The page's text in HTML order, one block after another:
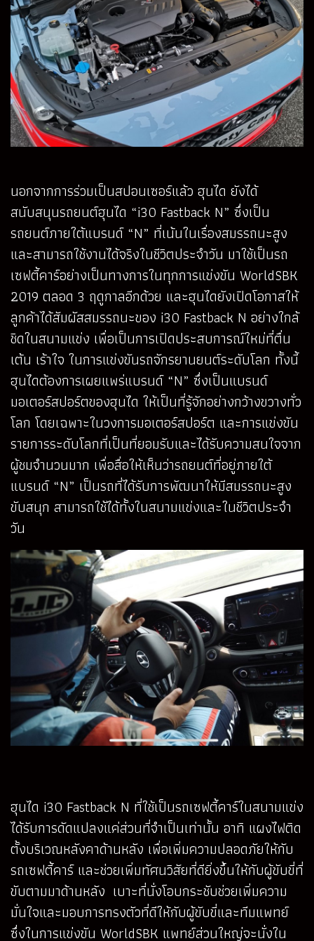
นอกจากการร่วมเป็นสปอนเซอร์แล้ว ฮุนได ยังได้
สนับสนุนรถยนต์ฮุนได “i30 Fastback N” ซึ่งเป็น
รถยนต์ภายใต้แบรนด์ “N” ที่เน้นในเรื่องสมรรถนะสูง
และสามารถใช้งานได้จริงในชีวิตประจำวัน มาใช้เป็นรถ
เซฟตี้คาร์อย่างเป็นทางการในทุกการแข่งขัน WorldSBK
2019 ตลอด 3 ฤดูกาลอีกด้วย และฮุนไดยังเปิดโอกาสให้
ลูกค้าได้สัมผัสสมรรถนะของ i30 Fastback N อย่างใกล้
ชิดในสนามแข่ง เพื่อเป็นการเปิดประสบการณ์ใหม่ที่ตื่น
เต้น เร้าใจ ในการแข่งขันรถจักรยานยนต์ระดับโลก ทั้งนี้
ฮุนไดต้องการเผยแพร่แบรนด์ “N” ซึ่งเป็นแบรนด์
มอเตอร์สปอร์ตของฮุนได ให้เป็นที่รู้จักอย่างกว้างขวางทั่ว
โลก โดยเฉพาะในวงการมอเตอร์สปอร์ต และการแข่งขัน
รายการระดับโลกที่เป็นที่ยอมรับและได้รับความสนใจจาก
ผู้ชมจำนวนมาก เพื่อสื่อให้เห็นว่ารถยนต์ที่อยู่ภายใต้
แบรนด์ “N” เป็นรถที่ได้รับการพัฒนาให้มีสมรรถนะสูง
ขับสนุก สามารถใช้ได้ทั้งในสนามแข่งและในชีวิตประจำ
วัน
ฮุนได i30 Fastback N ที่ใช้เป็นรถเซฟตี้คาร์ในสนามแข่ง
ได้รับการดัดแปลงแค่ส่วนที่จำเป็นเท่านั้น อาทิ แผงไฟติด
ตั้งบริเวณหลังคาด้านหลัง เพื่อเพิ่มความปลอดภัยให้กับ
รถเซฟตี้คาร์ และช่วยเพิ่มทัศนวิสัยที่ดียิ่งขึ้นให้กับผู้ขับขี่ที่
ขับตามมาด้านหลัง เบาะที่นั่งโอบกระชับช่วยเพิ่มความ
มั่นใจและมอบการทรงตัวที่ดีให้กับผู้ขับขี่และทีมแพทย์
ซึ่งในการแข่งขัน WorldSBK แพทย์ส่วนใหญ่จะนั่งใน